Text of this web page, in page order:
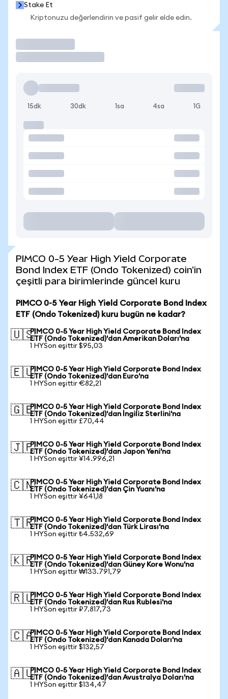
Stake Et
Kriptonuzu değerlendirin ve pasif gelir elde edin.
15dk 30dk 1sa 4sa 1G
PIMCO 0-5 Year High Yield Corporate
Bond Index ETF (Ondo Tokenized) coin'in
çeşitli para birimlerinde güncel kuru
PIMCO 0-5 Year High Yield Corporate Bond Index
ETF (Ondo Tokenized) kuru bugün ne kadar?
🇺🇸PIMCO 0-5 Year High Yield Corporate Bond Index
ETF (Ondo Tokenized)'dan Amerikan Doları'na
1 HYSon eşittir $95,03
🇪🇺PIMCO 0-5 Year High Yield Corporate Bond Index
ETF (Ondo Tokenized)'dan Euro'na
1 HYSon eşittir €82,21
🇬🇧PIMCO 0-5 Year High Yield Corporate Bond Index
ETF (Ondo Tokenized)'dan İngiliz Sterlini'na
1 HYSon eşittir £70,44
🇯🇵PIMCO 0-5 Year High Yield Corporate Bond Index
ETF (Ondo Tokenized)'dan Japon Yeni'na
1 HYSon eşittir ¥14.996,21
🇨🇳PIMCO 0-5 Year High Yield Corporate Bond Index
ETF (Ondo Tokenized)'dan Çin Yuanı'na
1 HYSon eşittir ¥641,18
🇹🇷PIMCO 0-5 Year High Yield Corporate Bond Index
ETF (Ondo Tokenized)'dan Türk Lirası'na
1 HYSon eşittir ₺4.532,69
🇰🇷PIMCO 0-5 Year High Yield Corporate Bond Index
ETF (Ondo Tokenized)'dan Güney Kore Wonu'na
1 HYSon eşittir ₩133.791,79
🇷🇺PIMCO 0-5 Year High Yield Corporate Bond Index
ETF (Ondo Tokenized)'dan Rus Rublesi'na
1 HYSon eşittir ₽7.817,73
🇨🇦PIMCO 0-5 Year High Yield Corporate Bond Index
ETF (Ondo Tokenized)'dan Kanada Doları'na
1 HYSon eşittir $132,57
🇦🇺PIMCO 0-5 Year High Yield Corporate Bond Index
ETF (Ondo Tokenized)'dan Avustralya Doları'na
1 HYSon eşittir $134,47